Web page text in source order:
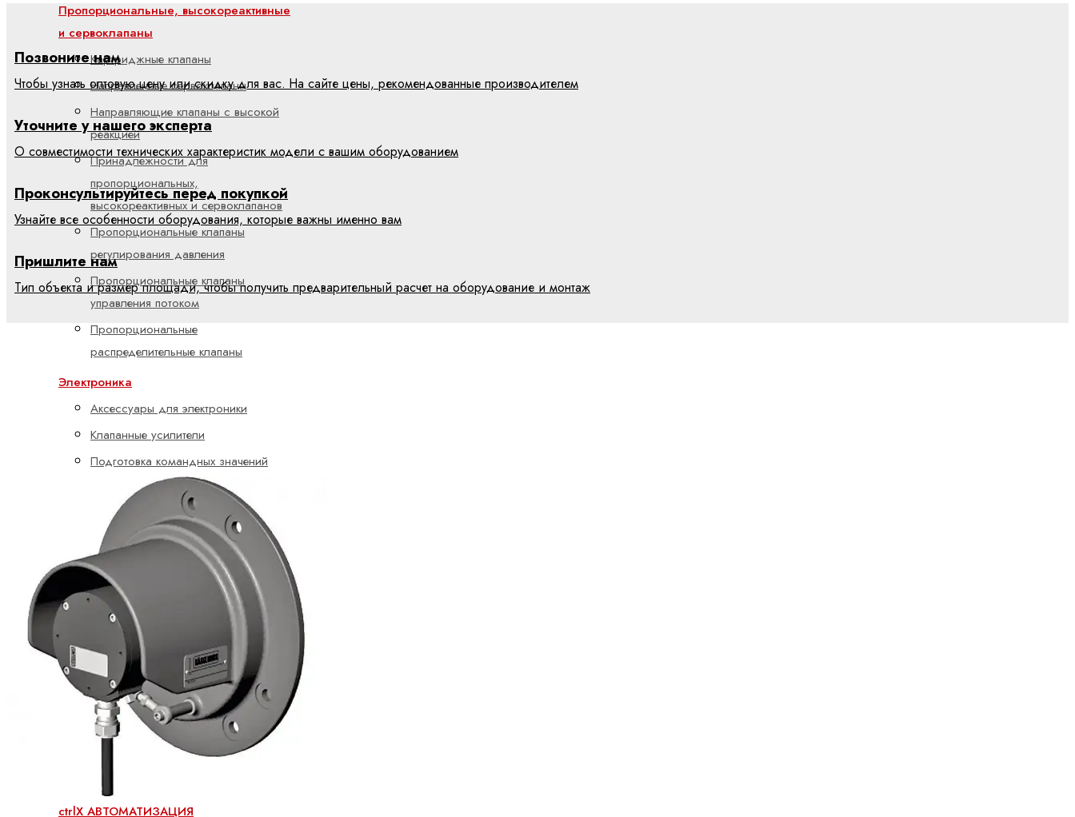
Пропорциональные, высокореактивные
и сервоклапаны
Картриджные клапаны
Направленные сервоклапаны
Направляющие клапаны с высокой
реакцией
Принадлежности для
пропорциональных,
высокореактивных и сервоклапанов
Пропорциональные клапаны
регулирования давления
Пропорциональные клапаны
управления потоком
Пропорциональные
распределительные клапаны
Электроника
Аксессуары для электроники
Клапанные усилители
Подготовка командных значений
Управление насосами
Управление осями
Мобильная гидравлика
Насосы
Аксиально-поршневые насосы
Героторные насосы
Шестеренные насосы с внешним
зацеплением
Электрогидравлические насосы
Электроприводы и системы управления
ctrlX АВТОМАТИЗАЦИЯ
Позвоните нам
Чтобы узнать оптовую цену или скидку для вас. На сайте цены, рекомендованные производителем
Уточните у нашего эксперта
О совместимости технических характеристик модели с вашим оборудованием
Проконсультируйтесь перед покупкой
Узнайте все особенности оборудования, которые важны именно вам
Пришлите нам
Тип объекта и размер площади, чтобы получить предварительный расчет на оборудование и монтаж